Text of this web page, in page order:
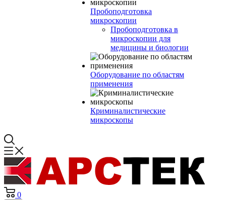
Пробоподготовка
микроскопии
Пробоподготовка в
микроскопии для
медицины и биологии
Оборудование по областям
применения
Криминалистические
микроскопы
0